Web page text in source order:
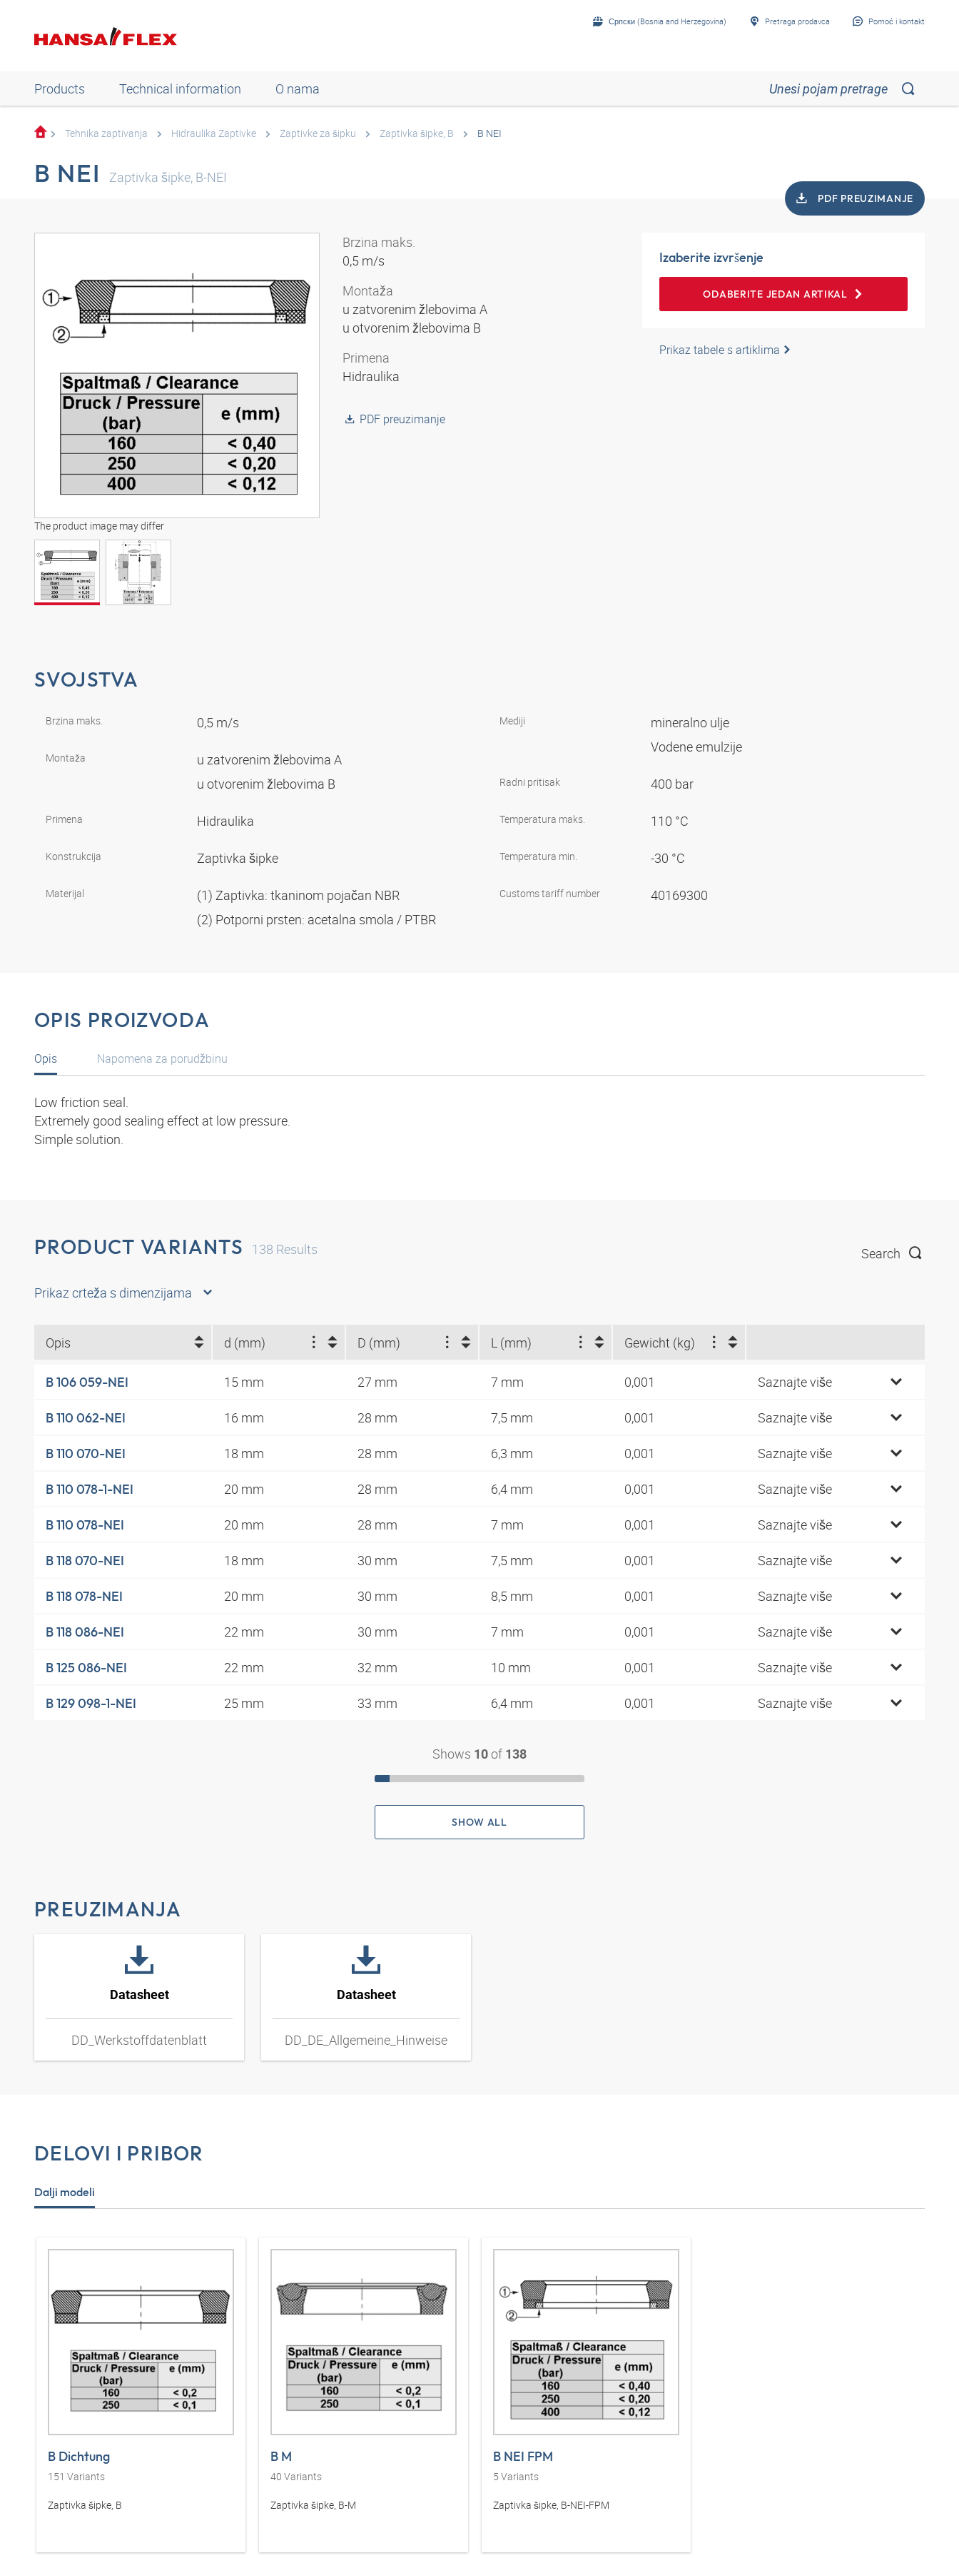
Српски (Bosnia and Herzegovina) Pretraga prodavca Pomoć i kontakt
Products Technical information O nama
Tehnika zaptivanja Hidraulika Zaptivke Zaptivke za šipku Zaptivka šipke, B B NEI
B NEI Zaptivka šipke, B-NEI
PDF PREUZIMANJE
The product image may differ
Brzina maks.
0,5 m/s
Montaža
u zatvorenim žlebovima A
u otvorenim žlebovima B
Primena
Hidraulika
PDF preuzimanje
Izaberite izvršenje
ODABERITE JEDAN ARTIKAL
Prikaz tabele s artiklima
SVOJSTVA
Brzina maks. 0,5 m/s
Montaža
u zatvorenim žlebovima A
u otvorenim žlebovima B
Primena Hidraulika
Konstrukcija Zaptivka šipke
Materijal
(1) Zaptivka: tkaninom pojačan NBR
(2) Potporni prsten: acetalna smola / PTBR
Mediji
mineralno ulje
Vodene emulzije
Radni pritisak 400 bar
Temperatura maks. 110 °C
Temperatura min. -30 °C
Customs tariff number 40169300
OPIS PROIZVODA
Opis
Low friction seal.
Extremely good sealing effect at low pressure.
Simple solution.
Napomena za porudžbinu
PRODUCT VARIANTS 138 Results Search
Prikaz crteža s dimenzijama
Opis d (mm) D (mm) L (mm) Gewicht (kg)
B 106 059-NEI 15 mm 27 mm 7 mm 0,001 Saznajte više
B 110 062-NEI 16 mm 28 mm 7,5 mm 0,001 Saznajte više
B 110 070-NEI 18 mm 28 mm 6,3 mm 0,001 Saznajte više
B 110 078-1-NEI 20 mm 28 mm 6,4 mm 0,001 Saznajte više
B 110 078-NEI 20 mm 28 mm 7 mm 0,001 Saznajte više
B 118 070-NEI 18 mm 30 mm 7,5 mm 0,001 Saznajte više
B 118 078-NEI 20 mm 30 mm 8,5 mm 0,001 Saznajte više
B 118 086-NEI 22 mm 30 mm 7 mm 0,001 Saznajte više
B 125 086-NEI 22 mm 32 mm 10 mm 0,001 Saznajte više
B 129 098-1-NEI 25 mm 33 mm 6,4 mm 0,001 Saznajte više
Shows 10 of 138
SHOW ALL
PREUZIMANJA
Datasheet
DD_Werkstoffdatenblatt
Datasheet
DD_DE_Allgemeine_Hinweise
DELOVI I PRIBOR
Dalji modeli
B Dichtung
151 Variants
Zaptivka šipke, B
B M
40 Variants
Zaptivka šipke, B-M
B NEI FPM
5 Variants
Zaptivka šipke, B-NEI-FPM